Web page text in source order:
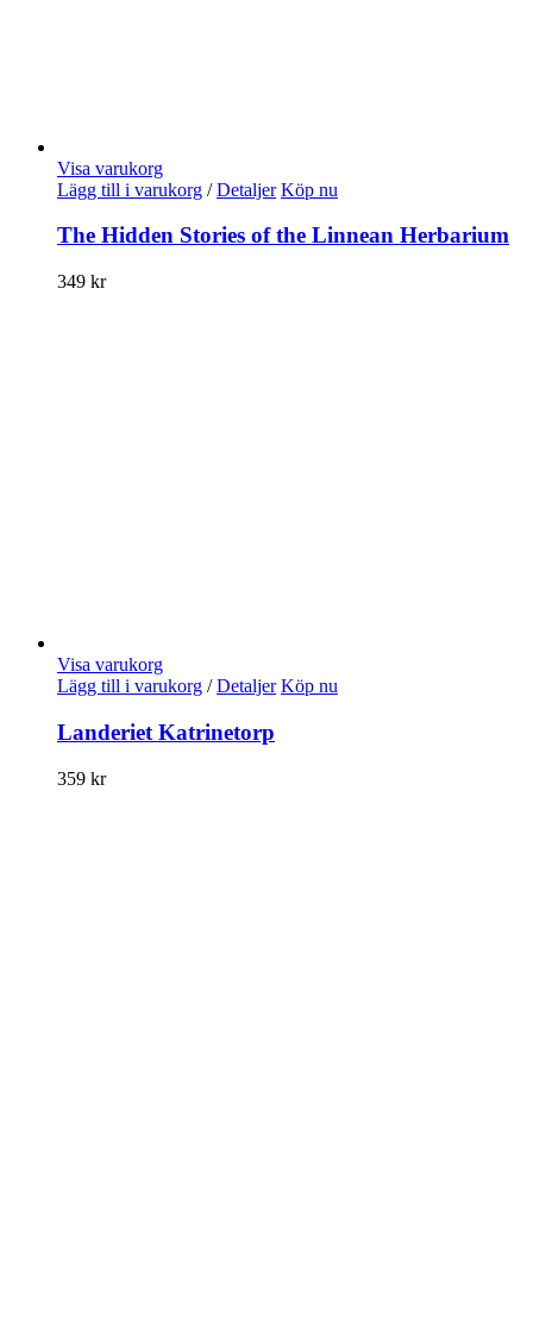
Visa varukorg
Lägg till i varukorg / Detaljer Köp nu
The Hidden Stories of the Linnean Herbarium
349 kr
Visa varukorg
Lägg till i varukorg / Detaljer Köp nu
Landeriet Katrinetorp
359 kr